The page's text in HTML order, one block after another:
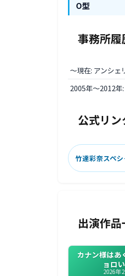
O型
事務所履
〜現在: アンシェ
2005年〜2012年
公式リン
竹達彩奈スペ
出演作
カナン様はあ
ョロい
2026年2